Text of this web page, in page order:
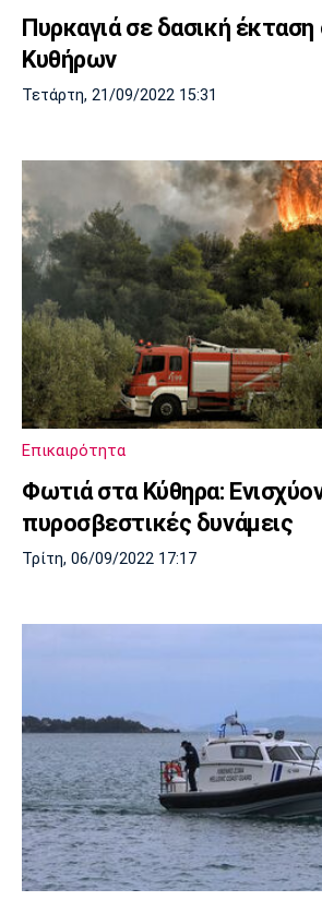
Πυρκαγιά σε δασική
Κυθήρων
Τετάρτη, 21/09/2022 15:31
Επικαιρότητα
Φωτιά στα Κύθηρα:
πυροσβεστικές δυνάμεις
Τρίτη, 06/09/2022 17:17